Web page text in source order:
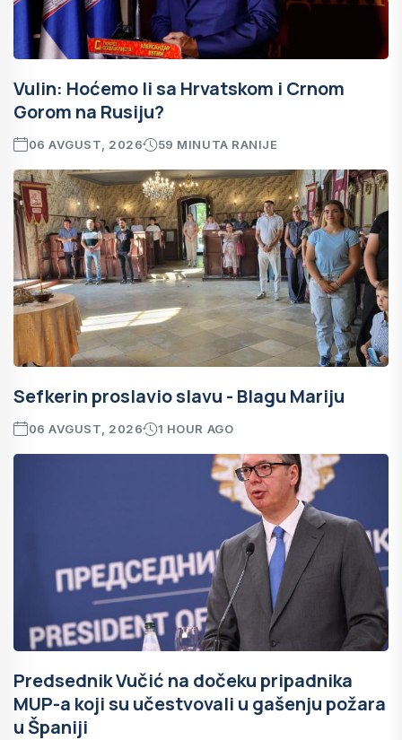
Vulin: Hoćemo li sa Hrvatskom i Crnom
Gorom na Rusiju?
06 AVGUST, 2026 59 MINUTA RANIJE
Sefkerin proslavio slavu - Blagu Mariju
06 AVGUST, 2026 1 HOUR AGO
Predsednik Vučić na dočeku pripadnika
MUP-a koji su učestvovali u gašenju požara
u Španiji